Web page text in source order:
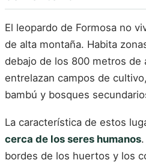
El leopardo de Formosa no
de alta montaña. Habita
debajo de los 800 metros de
entrelazan campos de
bambú y bosques
La característica de estos
cerca de los seres humanos
bordes de los huertos y los